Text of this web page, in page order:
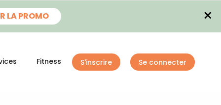
LA PROMO ×
Fitness S'inscrire Se connecter